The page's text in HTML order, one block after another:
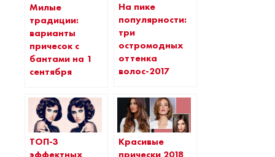
Милые
традиции:
варианты
причесок с
бантами на 1
сентября
На пике
популярности:
три
остромодных
оттенка
волос-2017
ТОП-3
Красивые